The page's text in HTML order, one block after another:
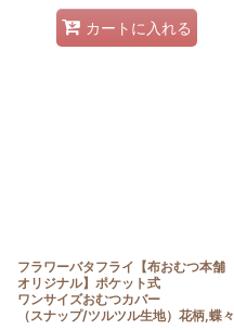
カートに入れる
フラワーバタフライ【布おむつ本舗
オリジナル】ポケット式
ワンサイズおむつカバー
（スナップ/ツルツル生地）花柄,蝶々